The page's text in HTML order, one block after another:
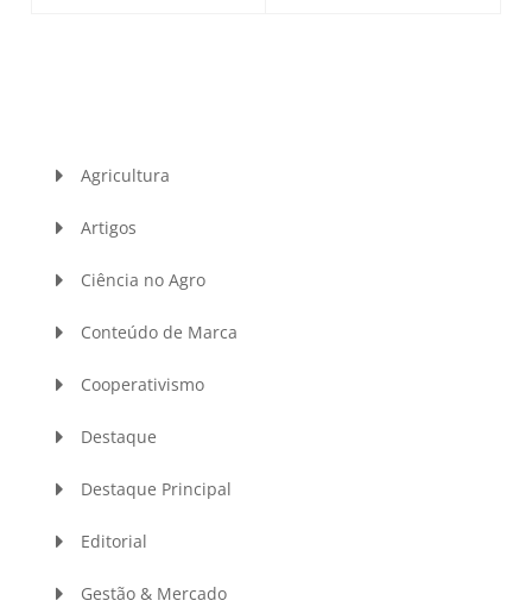
Agricultura
Artigos
Ciência no Agro
Conteúdo de Marca
Cooperativismo
Destaque
Destaque Principal
Editorial
Gestão & Mercado